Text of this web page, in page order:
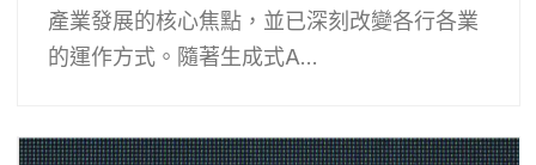
產業發展的核心焦點，並已深刻改變各行各業
的運作方式。隨著生成式A...